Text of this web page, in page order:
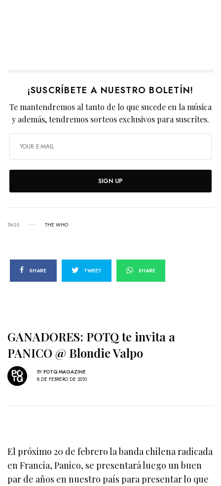
¡SUSCRÍBETE A NUESTRO BOLETÍN!
Te mantendremos al tanto de lo que sucede en la música
y además, tendremos sorteos exclusivos para suscrites.
SIGN UP
TAGS THE WHO
SHARE TWEET SHARE
GANADORES: POTQ te invita a
PANICO @ Blondie Valpo
BY POTQ MAGAZINE
8 DE FEBRERO DE 2010
El próximo 20 de febrero la banda chilena radicada
en Francia, Panico, se presentará luego un buen
par de años en nuestro país para presentar lo que